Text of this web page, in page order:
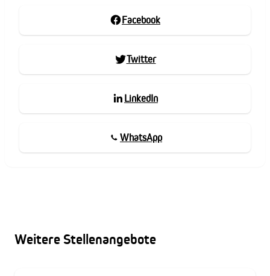
Facebook
Twitter
LinkedIn
WhatsApp
Weitere Stellenangebote